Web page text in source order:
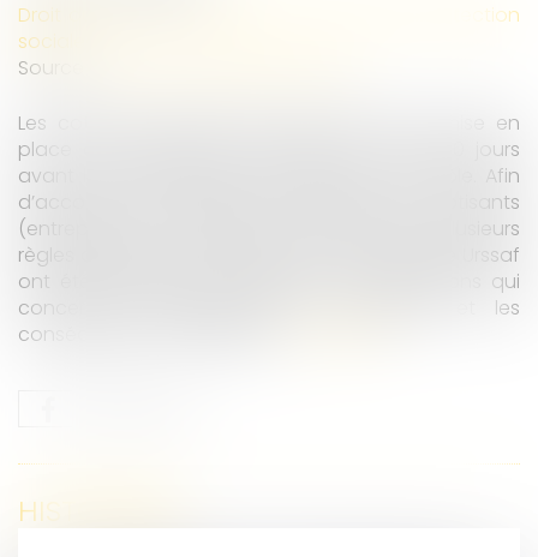
Droit du travail - Employeurs
Droit de la protection
sociale
Source :
Les cotisants doivent être informés de la mise en
place d’un contrôle de l’Urssaf au moins 30 jours
avant la première visite de l’agent de contrôle. Afin
d’accorder davantage de garanties aux cotisants
(entreprises et travailleurs non-salariés), plusieurs
règles applicables à la procédure de contrôle Urssaf
ont été récemment modifiées. Des dispositions qui
concernent l’engagement, la procédure et les
conséquences du contrôle...
HISTORIQUE